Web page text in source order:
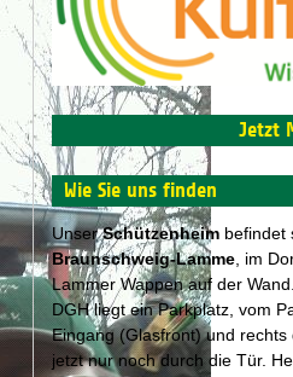
Jetzt
Wie Sie uns finden
UnserSchützenheimbefindet
Braunschweig-Lamme, im
Lammer Wappen auf der
DGH liegt ein Parkplatz, vom
Eingang (Glasfront) und
jetzt nur noch durch die Tür.